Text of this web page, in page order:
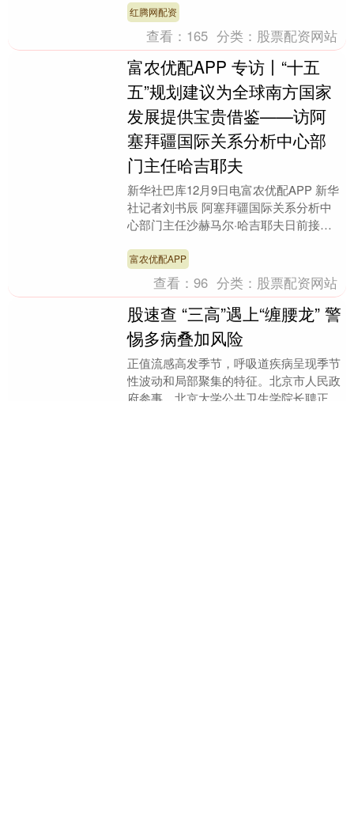
根中国、....
红腾网配资
查看： 165 分类： 股票配资网站
富农优配APP 专访丨“十五
五”规划建议为全球南方国家
发展提供宝贵借鉴——访阿
塞拜疆国际关系分析中心部
门主任哈吉耶夫
新华社巴库12月9日电富农优配APP 新华
社记者刘书辰 阿塞拜疆国际关系分析中
心部门主任沙赫马尔·哈吉耶夫日前接受
条行之有效....
富农优配APP
查看：96 分类： 股票配资网站
股速查 “三高”遇上“缠腰龙” 警
惕多病叠加风险
正值流感高发季节，呼吸道疾病呈现季节
性波动和局部聚集的特征。北京市人民政
府参事、北京大学公共卫生学院长聘正教